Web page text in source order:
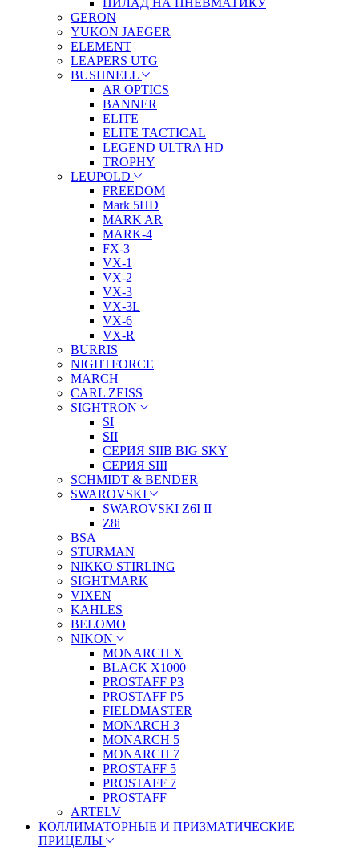
GERON
YUKON JAEGER
ELEMENT
LEAPERS UTG
BUSHNELL
AR OPTICS
BANNER
ELITE
ELITE TACTICAL
LEGEND ULTRA HD
TROPHY
LEUPOLD
FREEDOM
Mark 5HD
MARK AR
MARK-4
FX-3
VX-1
VX-2
VX-3
VX-3L
VX-6
VX-R
BURRIS
NIGHTFORCE
MARCH
CARL ZEISS
SIGHTRON
SI
SII
СЕРИЯ SIIB BIG SKY
СЕРИЯ SIII
SCHMIDT & BENDER
SWAROVSKI
SWAROVSKI Z6I II
Z8i
BSA
STURMAN
NIKKO STIRLING
SIGHTMARK
VIXEN
KAHLES
BELOMO
NIKON
MONARCH X
BLACK X1000
PROSTAFF P3
PROSTAFF P5
FIELDMASTER
MONARCH 3
MONARCH 5
MONARCH 7
PROSTAFF 5
PROSTAFF 7
PROSTAFF
ARTELV
КОЛЛИМАТОРНЫЕ И ПРИЗМАТИЧЕСКИЕ
ПРИЦЕЛЫ